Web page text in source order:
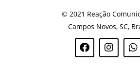
© 2021 Reação
Campos Novos, SC,